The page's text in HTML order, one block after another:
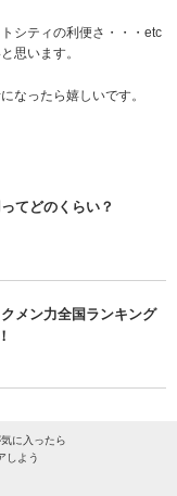
シティの利便さ・・・etc
思います。
なったら嬉しいです。
てどのくらい？
メン力全国ランキング
に入ったら
しよう